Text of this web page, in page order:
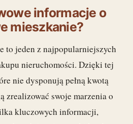
informacje o
mieszkanie?
to jeden z najpopularniejszych
nieruchomości. Dzięki tej
nie dysponują pełną kwotą
zrealizować swoje marzenia o
kluczowych informacji,